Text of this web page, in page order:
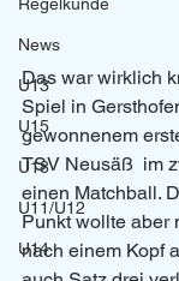
News
U13
U15
U18
U11/U12
U14
Das war wirklich
Spiel in
gewonnenem
TSV Neusäß  im
einen Matchball.
Punkt wollte aber
nach einem Kopf